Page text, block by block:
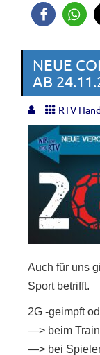
NEUE
AB
RTV
Auch für uns
Sport betrifft.
2G -geimpft
—> beim
—> bei